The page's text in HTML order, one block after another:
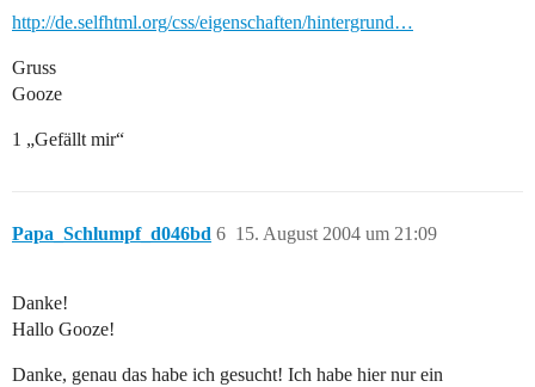
http://de.selfhtml.org/css/eigenschaften/hintergrund…
Gruss
Gooze
1 „Gefällt mir“
Papa_Schlumpf_d046bd 15. August 2004 um 21:09
6
Danke!
Hallo Gooze!
Danke, genau das habe ich gesucht! Ich habe hier nur ein